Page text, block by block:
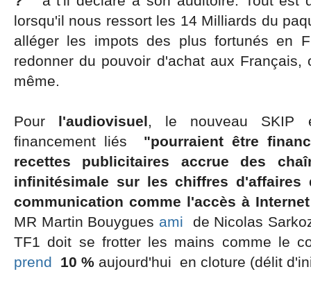
lorsqu'il nous ressort les 14 Milliards du
alléger les impots des plus fortunés en
redonner du pouvoir d'achat aux
même.
Pour l'audiovisuel, le nouveau SKIP
financement liés "pourraient être
recettes publicitaires accrue des
infinitésimale sur les chiffres d'affaires
communication comme l'accès à
MR Martin Bouygues ami
de Nicolas
TF1 doit se frotter les mains comme le
prend
10 % aujourd'hui en cloture (délit